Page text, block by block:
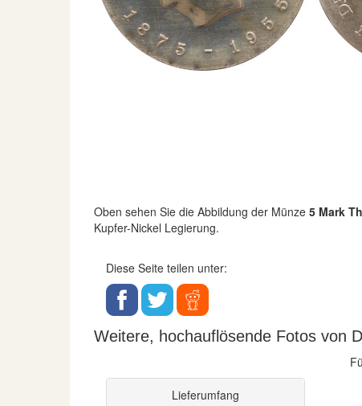
Oben sehen Sie die Abbildung der Münze 5 Mark
Kupfer-Nickel Legierung.
Diese Seite teilen unter:
Weitere, hochauflösende Fotos von
Lieferumfang